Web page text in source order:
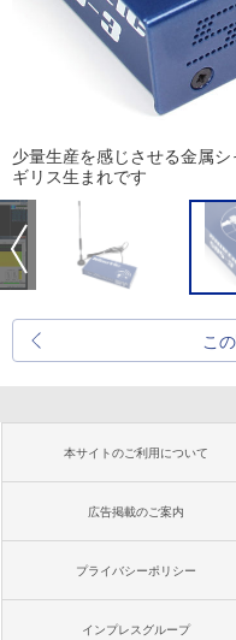
少量生産を感じさせる金属
ギリス生まれです
こ
本サイトのご利用について
広告掲載のご案内
プライバシーポリシー
インプレスグループ